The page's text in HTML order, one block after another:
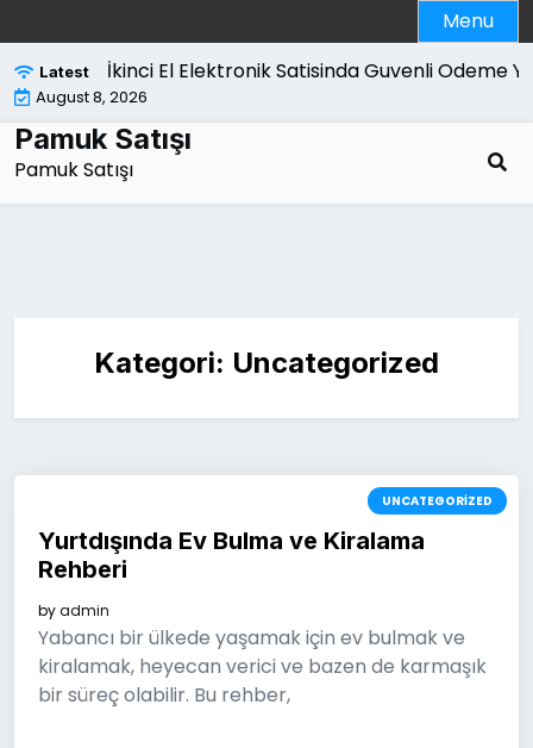
to
content
Menu
Latest İkinci El Elektronik Satisinda Guvenli Odeme
August 8, 2026
Pamuk Satışı
Pamuk Satışı
Kategori: Uncategorized
UNCATEGORIZED
Yurtdışında Ev Bulma ve Kiralama
Rehberi
byadmin
Yabancı bir ülkede yaşamak için ev bulmak ve
kiralamak, heyecan verici ve bazen de karmaşık
bir süreç olabilir. Bu rehber,